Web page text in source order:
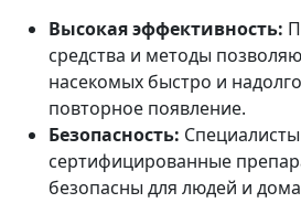
Высокая эффективность:
средства и методы
насекомых быстро и
повторное появление.
Безопасность:
сертифицированные
безопасны для людей и